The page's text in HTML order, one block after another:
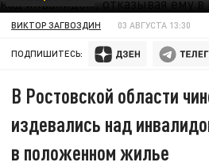
ВИКТОР ЗАГВОЗДИН 03 АВГУСТА 13:30
ПОДПИШИТЕСЬ:
В Ростовской области
издевались над
в положенном жилье